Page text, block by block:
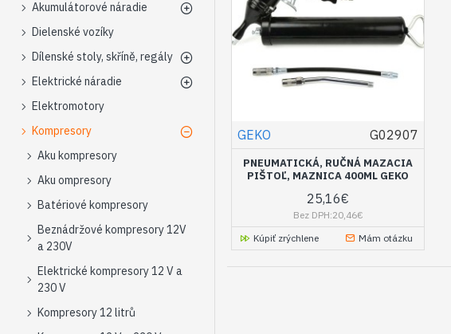
Akumulátorové náradie
Dielenské vozíky
Dílenské stoly, skříně, regály
Elektrické náradie
Elektromotory
Kompresory
Aku kompresory
Aku ompresory
Batériové kompresory
Beznádržové kompresory 12V
a 230V
Elektrické kompresory 12 V a
230 V
Kompresory 12 litrů
GEKO G02907
PNEUMATICKÁ, RUČNÁ MAZACIA
PIŠTOĽ, MAZNICA 400ML GEKO
25,16€
Bez DPH:20,46€
Kúpiť zrýchlene
Mám otázku